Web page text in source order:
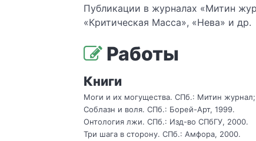
Публикации в журналах «Митин
«Критическая Масса», «Нева» и др.
Работы
Книги
Моги и их могущества. СПб.: Митин журнал;
Соблазн и воля. СПб.: Борей-Арт, 1999.
Онтология лжи. СПб.: Изд-во СПбГУ, 2000.
Три шага в сторону. СПб.: Амфора, 2000.